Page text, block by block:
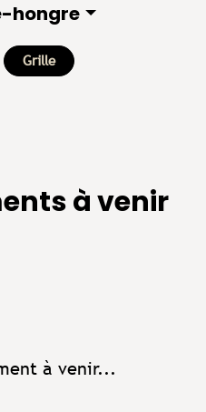
hongre
Grille
à venir
à venir...